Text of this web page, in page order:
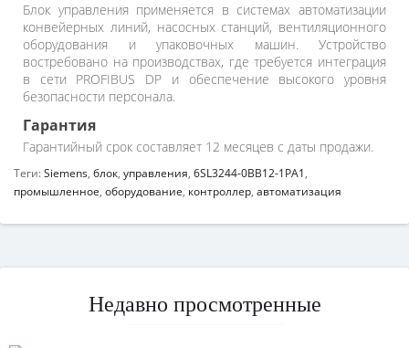
Блок управления применяется в системах автоматизации
конвейерных линий, насосных станций, вентиляционного
оборудования и упаковочных машин. Устройство
востребовано на производствах, где требуется интеграция
в сети PROFIBUS DP и обеспечение высокого уровня
безопасности персонала.
Гарантия
Гарантийный срок составляет 12 месяцев с даты продажи.
Теги:Siemens, блок, управления, 6SL3244-0BB12-1PA1,
промышленное, оборудование, контроллер, автоматизация
Недавно просмотренные